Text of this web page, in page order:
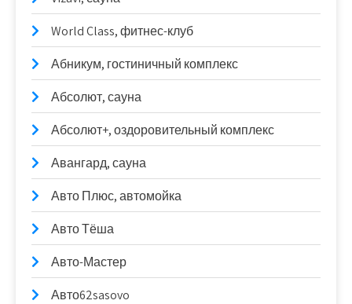
World Class, фитнес-клуб
Абникум, гостиничный комплекс
Абсолют, сауна
Абсолют+, оздоровительный комплекс
Авангард, сауна
Авто Плюс, автомойка
Авто Тёша
Авто-Мастер
Авто62sasovo